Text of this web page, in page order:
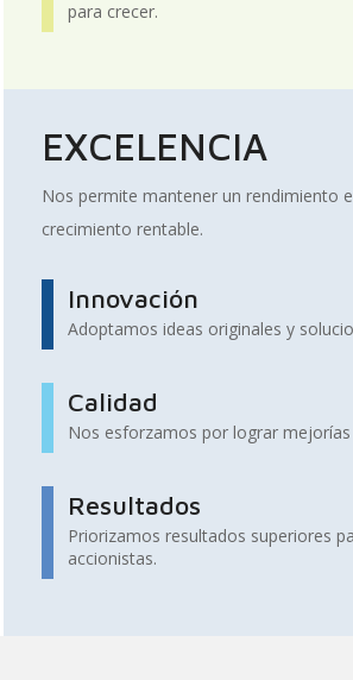
para crecer.
EXCELENCIA
Nos permite mantener un rendimiento
crecimiento rentable.
Innovación
Adoptamos ideas originales y
Calidad
Nos esforzamos por lograr
Resultados
Priorizamos resultados superiores
accionistas.